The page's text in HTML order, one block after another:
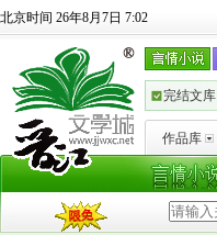
北京时间 26年8月7日 7:02
完结文库
作品库